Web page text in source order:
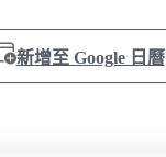
新增至 Google 日曆